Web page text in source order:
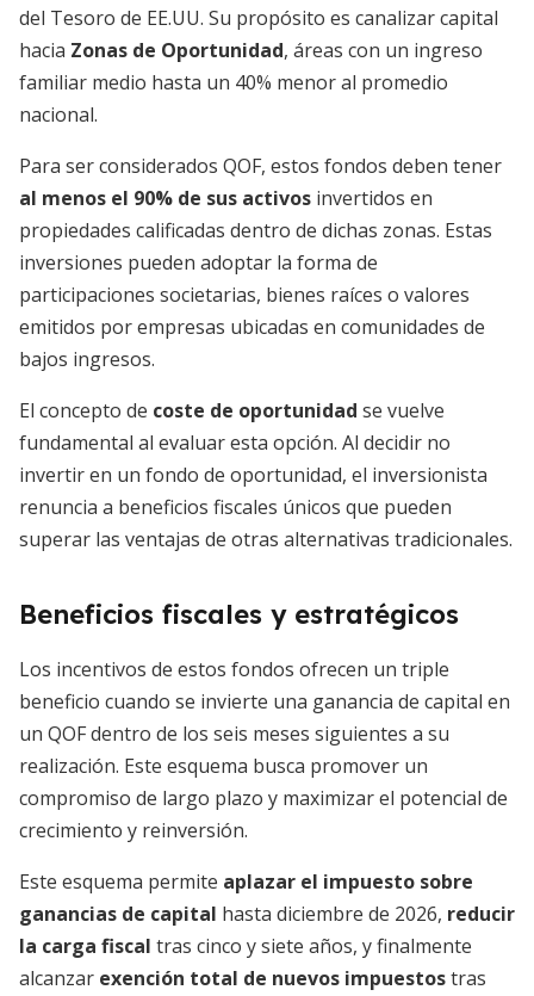
del Tesoro de EE.UU. Su propósito es canalizar capital
hacia Zonas de Oportunidad, áreas con un ingreso
familiar medio hasta un 40% menor al promedio
nacional.
Para ser considerados QOF, estos fondos deben tener
al menos el 90% de sus activos invertidos en
propiedades calificadas dentro de dichas zonas. Estas
inversiones pueden adoptar la forma de
participaciones societarias, bienes raíces o valores
emitidos por empresas ubicadas en comunidades de
bajos ingresos.
El concepto de coste de oportunidad se vuelve
fundamental al evaluar esta opción. Al decidir no
invertir en un fondo de oportunidad, el inversionista
renuncia a beneficios fiscales únicos que pueden
superar las ventajas de otras alternativas tradicionales.
Beneficios fiscales y estratégicos
Los incentivos de estos fondos ofrecen un triple
beneficio cuando se invierte una ganancia de capital en
un QOF dentro de los seis meses siguientes a su
realización. Este esquema busca promover un
compromiso de largo plazo y maximizar el potencial de
crecimiento y reinversión.
Este esquema permite aplazar el impuesto sobre
ganancias de capital hasta diciembre de 2026, reducir
la carga fiscal tras cinco y siete años, y finalmente
alcanzar exención total de nuevos impuestostras